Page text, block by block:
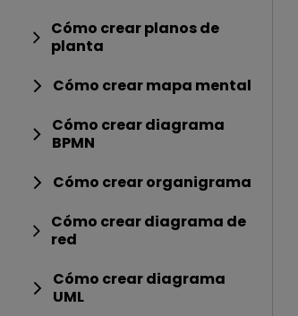
Cómo crear planos de
planta
Cómo crear mapa mental
Cómo crear diagrama
BPMN
Cómo crear organigrama
Cómo crear diagrama de
red
Cómo crear diagrama
UML